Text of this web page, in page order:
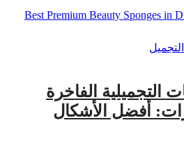
التجميلية الفاخرة
أفضل الأشكال